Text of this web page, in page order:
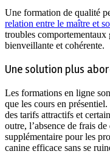
Une formation de qualité
relation entre le maître et
troubles comportementaux
bienveillante et cohérente.
Une solution plus
Les formations en ligne
que les cours en
des tarifs attractifs et
outre, l’absence de frais
supplémentaire pour les
canine efficace sans se